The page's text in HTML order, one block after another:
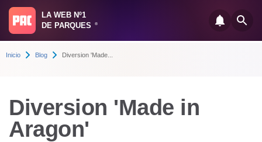
LA WEB Nº1
DE PARQUES
®
Inicio Blog Diversion 'Made...
Diversion 'Made in
Aragon'